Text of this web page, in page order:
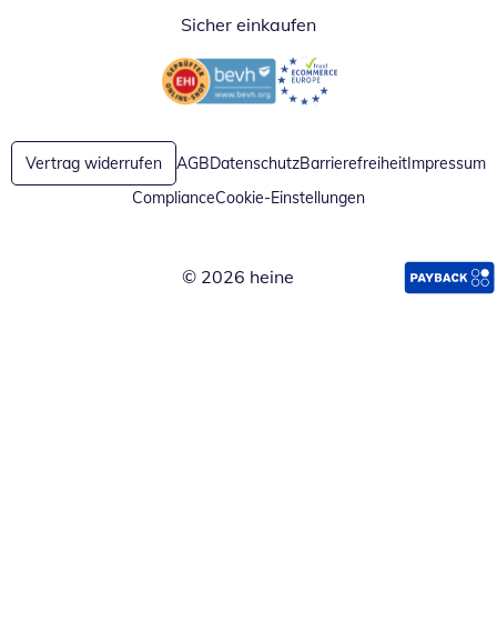
Sicher einkaufen
Öffnet in neuem FensterÖffnet in neuem Fenster
Vertrag widerrufen AGBDatenschutzBarrierefreiheitImpressum
ComplianceCookie-Einstellungen
© 2026 heine